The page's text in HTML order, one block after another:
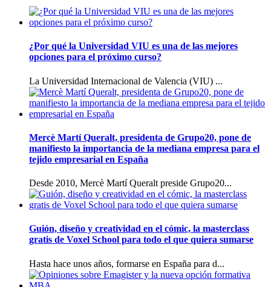
¿Por qué la Universidad VIU es una de las mejores
opciones para el próximo curso?
La Universidad Internacional de Valencia (VIU) ...
Mercè Martí Queralt, presidenta de Grupo20, pone de
manifiesto la importancia de la mediana empresa para el
tejido empresarial en España
Desde 2010, Mercè Martí Queralt preside Grupo20...
Guión, diseño y creatividad en el cómic, la masterclass
gratis de Voxel School para todo el que quiera sumarse
Hasta hace unos años, formarse en España para d...